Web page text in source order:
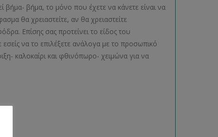
βήμα, το μόνο που έχετε να κάνετε είναι να
θα χρειαστείτε, αν θα χρειαστείτε
Επίσης σας προτείνει το είδος του
να το επιλέξετε ανάλογα με το προσωπικό
καλοκαίρι και φθινόπωρο- χειμώνα για να